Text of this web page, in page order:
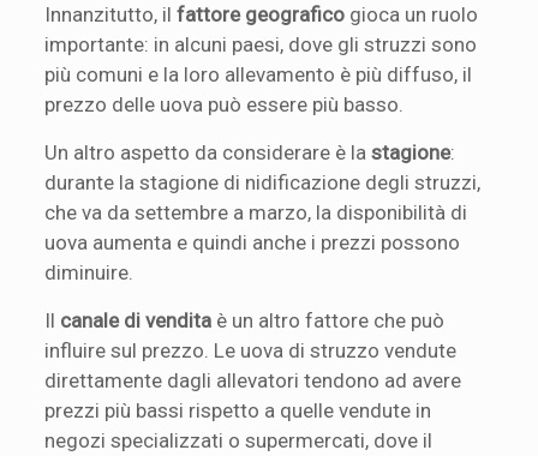
Innanzitutto, ilfattore geografico gioca un ruolo
importante: in alcuni paesi, dove gli struzzi sono
più comuni e la loro allevamento è più diffuso, il
prezzo delle uova può essere più basso.
Un altro aspetto da considerare è lastagione:
durante la stagione di nidificazione degli struzzi,
che va da settembre a marzo, la disponibilità di
uova aumenta e quindi anche i prezzi possono
diminuire.
Il canale di vendita è un altro fattore che può
influire sul prezzo. Le uova di struzzo vendute
direttamente dagli allevatori tendono ad avere
prezzi più bassi rispetto a quelle vendute in
negozi specializzati o supermercati, dove il